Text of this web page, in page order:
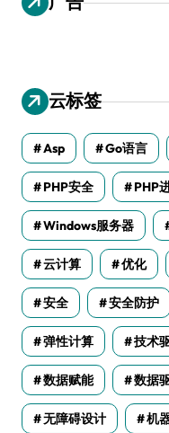
云标签
Asp Go语言
PHP安全 PHP
Windows服务器
云计算 优化
安全 安全防护
弹性计算 技术
数据赋能 数据
无障碍设计 机